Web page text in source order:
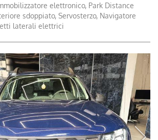
elettronico, Park Distance
sdoppiato, Servosterzo, Navigatore
laterali elettrici